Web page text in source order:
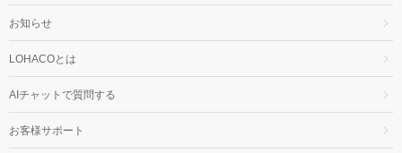
お知らせ
LOHACOとは
AIチャットで質問する
お客様サポート